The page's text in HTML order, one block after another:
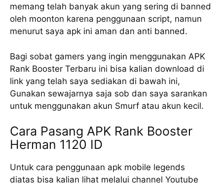
memang telah banyak akun yang sering di banned
oleh moonton karena penggunaan script, namun
menurut saya apk ini aman dan anti banned.
Bagi sobat gamers yang ingin menggunakan APK
Rank Booster Terbaru ini bisa kalian download di
link yang telah saya sediakan di bawah ini,
Gunakan sewajarnya saja sob dan saya sarankan
untuk menggunakan akun Smurf atau akun kecil.
Cara Pasang APK Rank Booster
Herman 1120 ID
Untuk cara penggunaan apk mobile legends
diatas bisa kalian lihat melalui channel Youtube